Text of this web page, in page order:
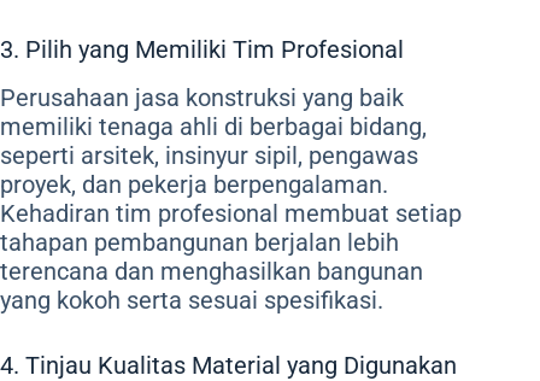
3. Pilih yang Memiliki Tim Profesional
Perusahaan jasa konstruksi yang baik
memiliki tenaga ahli di berbagai bidang,
seperti arsitek, insinyur sipil, pengawas
proyek, dan pekerja berpengalaman.
Kehadiran tim profesional membuat setiap
tahapan pembangunan berjalan lebih
terencana dan menghasilkan bangunan
yang kokoh serta sesuai spesifikasi.
4. Tinjau Kualitas Material yang Digunakan